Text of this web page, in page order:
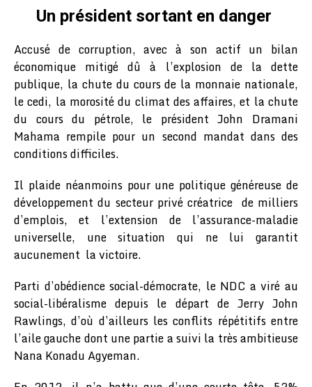
Un président sortant en danger
Accusé de corruption, avec à son actif un bilan
économique mitigé dû à l’explosion de la dette
publique, la chute du cours de la monnaie nationale,
le cedi, la morosité du climat des affaires, et la chute
du cours du pétrole, le président John Dramani
Mahama rempile pour un second mandat dans des
conditions difficiles.
Il plaide néanmoins pour une politique généreuse de
développement du secteur privé créatrice de milliers
d’emplois, et l’extension de l’assurance-maladie
universelle, une situation qui ne lui garantit
aucunement la victoire.
Parti d’obédience social-démocrate, le NDC a viré au
social-libéralisme depuis le départ de Jerry John
Rawlings, d’où d’ailleurs les conflits répétitifs entre
l’aile gauche dont une partie a suivi la très ambitieuse
Nana Konadu Agyeman.